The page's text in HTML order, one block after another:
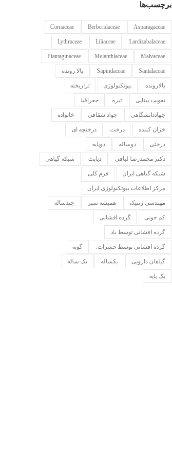
برچسب‌ها
Asparagaceae
Berberidaceae
Cornaceae
Lardizabalaceae
Liliaceae
Lythraceae
Malvaceae
Melanthiaceae
Plantaginaceae
Santalaceae
Sapindaceae بالا رونده
بالارونده بیوتکنولوژی تراریخته
تقویت بینایی تیره جغرافیا
جهاددانشگاهی جواد شقاقی خانواده
خزان کننده درخت درختچه ای
درختی دوساله دوپایه
دکتر محمدرضا لبافی دیابت شبکه گیاهی
شبکه گیاهی ایران فرم کلی
مرکز اطلاعات بیوتکنولوژی ایران
مهندسی ژنتیک همیشه سبز چندساله
کم خونی گرده افشانی
گرده افشانی توسط باد
گرده افشانی توسط حشرات. گونه
گیاهان دارویی یکساله یک ساله
یک پایه